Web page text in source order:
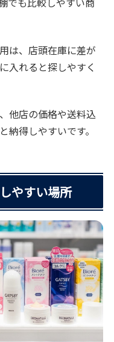
は、店頭在庫に差が
入れると探しやすく
他店の価格や送料込
納得しやすいです。
やすい場所